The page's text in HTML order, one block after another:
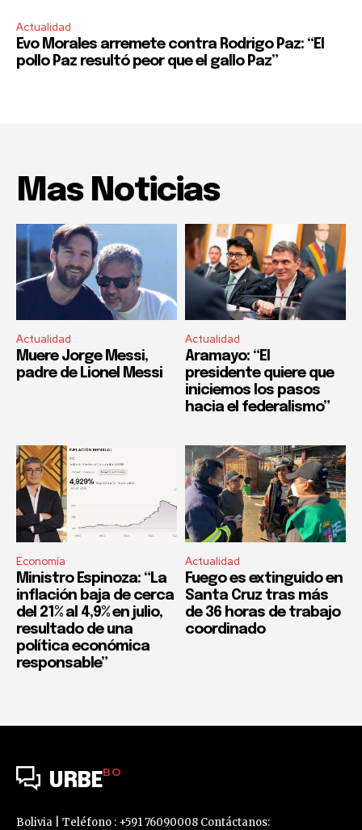
Actualidad
Evo Morales arremete contra Rodrigo Paz: “El
pollo Paz resultó peor que el gallo Paz”
Mas Noticias
Actualidad
Muere Jorge Messi,
padre de Lionel Messi
Actualidad
Aramayo: “El
presidente quiere que
iniciemos los pasos
hacia el federalismo”
Economía
Ministro Espinoza: “La
inflación baja de cerca
del 21% al 4,9% en julio,
resultado de una
política económica
responsable”
Actualidad
Fuego es extinguido en
Santa Cruz tras más
de 36 horas de trabajo
coordinado
URBEBO
Bolivia | Teléfono : +591 76090008 Contáctanos: